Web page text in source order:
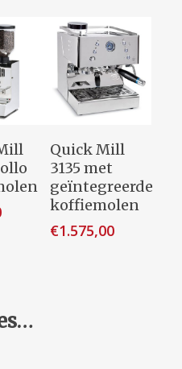
Toevoegen
Aan
Winkelwagen
Quick Mill
3135 met
geïntegreerde
koffiemolen
€1.575,00